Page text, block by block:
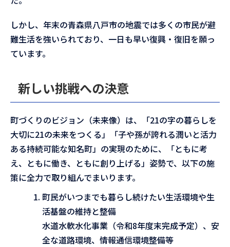
しかし、年末の青森県八戸市の地震では多くの市民が避
難生活を強いられており、一日も早い復興・復旧を願っ
ています。
新しい挑戦への決意
町づくりのビジョン（未来像）は、「21の字の暮らしを
大切に21の未来をつくる」「子や孫が誇れる潤いと活力
ある持続可能な知名町」の実現のために、「ともに考
え、ともに働き、ともに創り上げる」姿勢で、以下の施
策に全力で取り組んでまいります。
町民がいつまでも暮らし続けたい生活環境や生
活基盤の維持と整備
水道水軟水化事業（令和8年度末完成予定）、安
全な道路環境、情報通信環境整備等